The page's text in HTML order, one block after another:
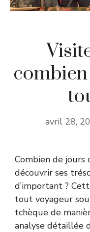
avril 28,
Combien de jours
découvrir ses
d’important ?
tout voyageur
tchèque de
analyse détaillée